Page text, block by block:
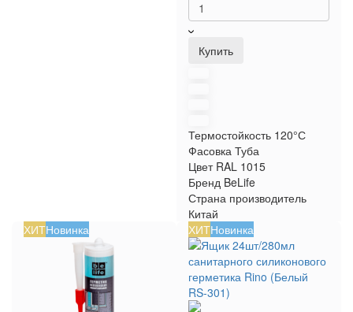
Купить
Термостойкость 120°С
Фасовка Туба
Цвет RAL 1015
Бренд BeLife
Страна производитель
Китай
ХИТНовинка ХИТНовинка